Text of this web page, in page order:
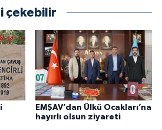
çekebilir
EMŞAV’dan Ülkü Ocakları’na
hayırlı olsun ziyareti